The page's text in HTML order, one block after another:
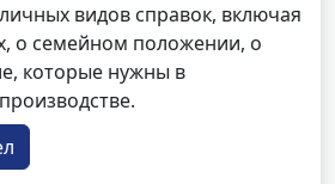
видов справок, включая
о семейном положении, о
которые нужны в